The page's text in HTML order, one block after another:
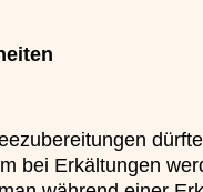
dürfte
bei Erkältungen